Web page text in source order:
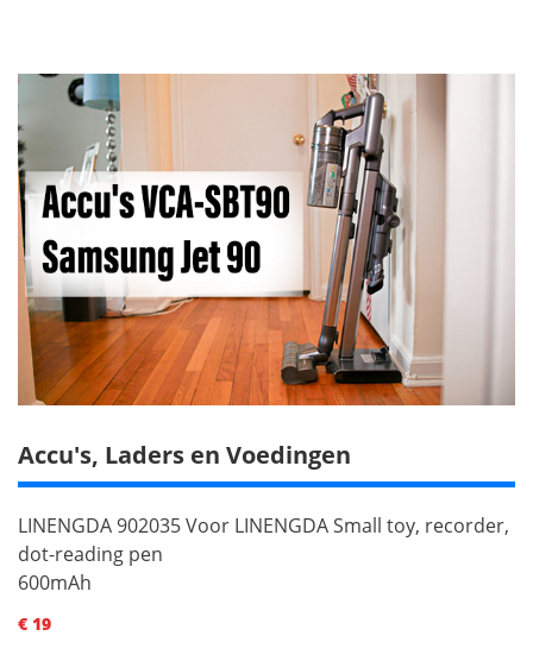
Accu's, Laders en Voedingen
LINENGDA 902035 Voor LINENGDA Small toy, recorder,
dot-reading pen
600mAh
€ 19